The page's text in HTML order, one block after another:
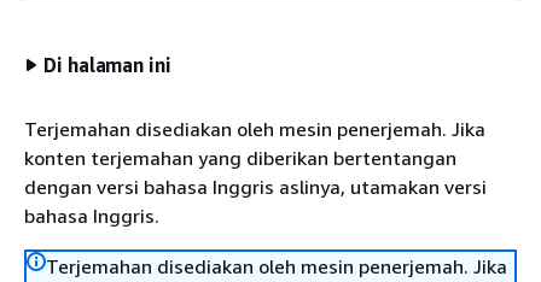
Di halaman ini
Terjemahan disediakan oleh mesin penerjemah. Jika
konten terjemahan yang diberikan bertentangan
dengan versi bahasa Inggris aslinya, utamakan versi
bahasa Inggris.
Terjemahan disediakan oleh mesin penerjemah. Jika